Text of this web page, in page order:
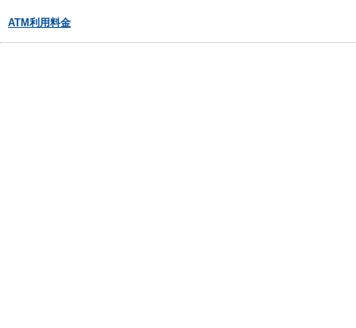
ATM利用料金